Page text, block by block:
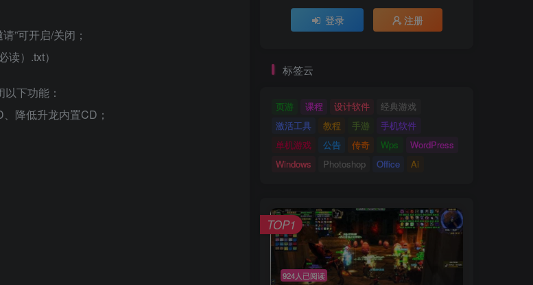
”可开启/关闭；
）.txt）
下功能：
降低升龙内置CD；
登录 注册
标签云
页游 课程 设计软件
经典游戏
激活工具
教程 手游
手机软件
单机游戏
公告 传奇 Wps
WordPress
Windows
Photoshop Office Ai
924人已阅读
TOP1